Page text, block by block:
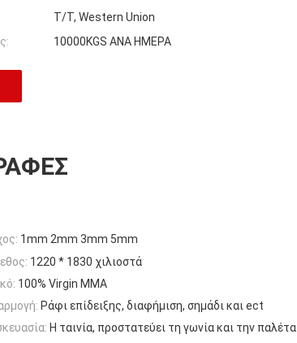
T/T, Western Union
10000KGS ΑΝΑ ΗΜΕΡΑ
1mm 2mm 3mm 5mm
1220 * 1830 χιλιοστά
100% Virgin MMA
Ράφι επίδειξης, διαφήμιση, σημάδι και ect
Η ταινία, προστατεύει τη γωνία και την παλέτα